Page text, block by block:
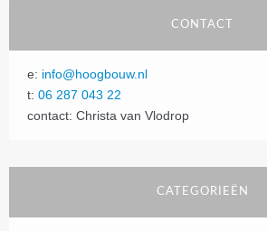
CONTACT
e: info@hoogbouw.nl
t: 06 287 043 22
contact: Christa van Vlodrop
CATEGORIEËN